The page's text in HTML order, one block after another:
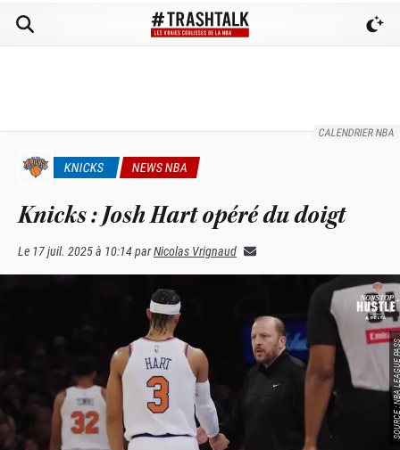
CALENDRIER NBA
KNICKS NEWS NBA
Knicks : Josh Hart opéré du doigt
Le 17 juil. 2025 à 10:14parNicolas Vrignaud
SOURCE :